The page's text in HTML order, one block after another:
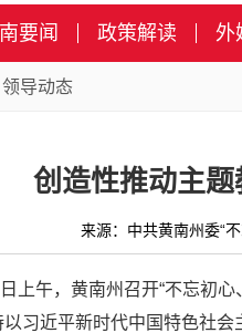
要闻 政策解读 外
领导动态
创造性推动主
来源：中共黄南州委
上午，黄南州召开“不忘初
习近平新时代中国特色社